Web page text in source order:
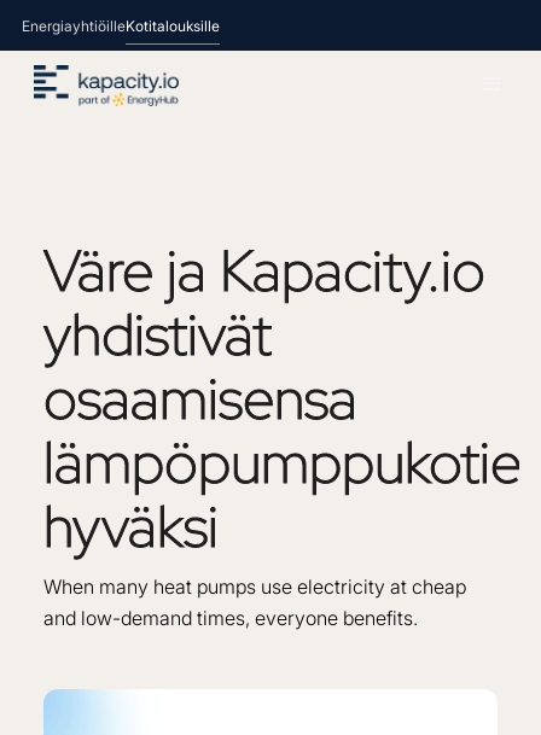
EnergiayhtiöilleKotitalouksille
Väre ja Kapacity.io
yhdistivät
osaamisensa
hyväksi
When many heat pumps use electricity at cheap
and low-demand times, everyone benefits.